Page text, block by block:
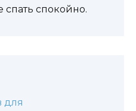
спокойно.
для